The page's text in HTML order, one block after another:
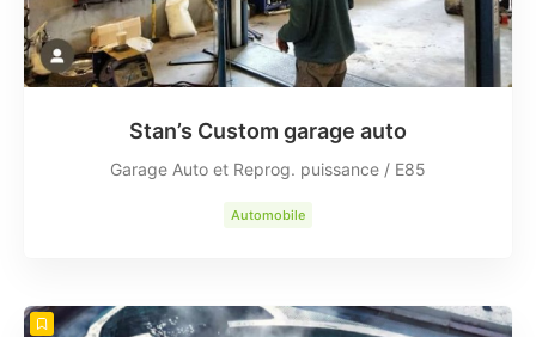
Stan’s Custom garage auto
Garage Auto et Reprog. puissance / E85
Automobile